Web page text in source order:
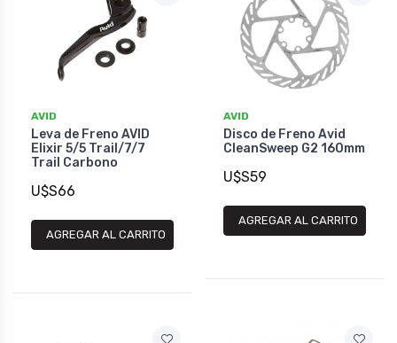
AVID
Leva de Freno AVID
Elixir 5/5 Trail/7/7
Trail Carbono
U$S66
AGREGAR AL CARRITO
AVID
Disco de Freno Avid
CleanSweep G2 160mm
U$S59
AGREGAR AL CARRITO